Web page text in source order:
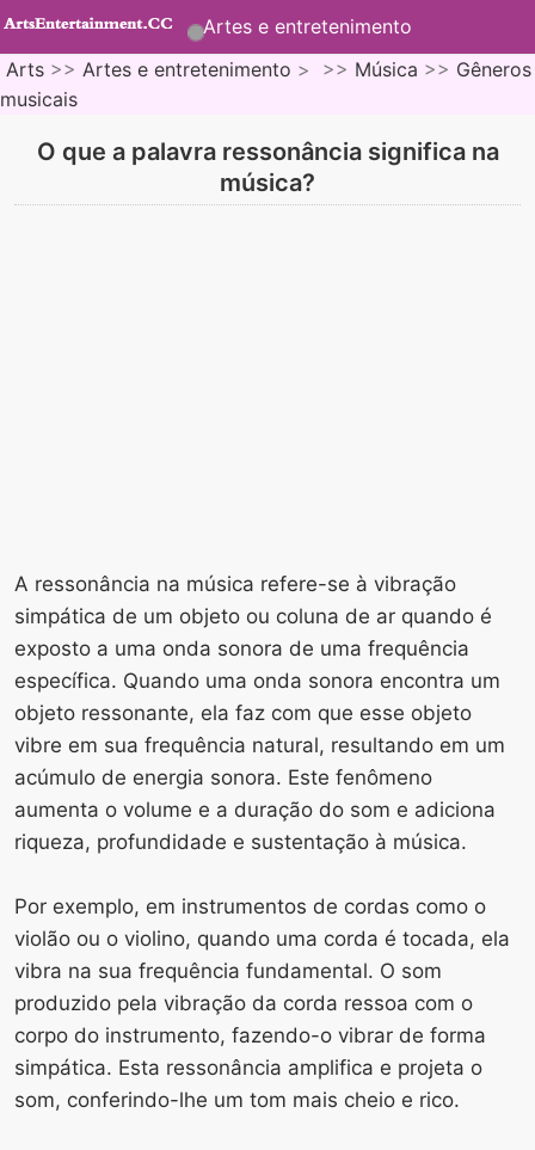
Artes e entretenimento
Arts >> Artes e entretenimento > >> Música >> Gêneros
musicais
O que a palavra ressonância significa na
música?
A ressonância na música refere-se à vibração
simpática de um objeto ou coluna de ar quando é
exposto a uma onda sonora de uma frequência
específica. Quando uma onda sonora encontra um
objeto ressonante, ela faz com que esse objeto
vibre em sua frequência natural, resultando em um
acúmulo de energia sonora. Este fenômeno
aumenta o volume e a duração do som e adiciona
riqueza, profundidade e sustentação à música.
Por exemplo, em instrumentos de cordas como o
violão ou o violino, quando uma corda é tocada, ela
vibra na sua frequência fundamental. O som
produzido pela vibração da corda ressoa com o
corpo do instrumento, fazendo-o vibrar de forma
simpática. Esta ressonância amplifica e projeta o
som, conferindo-lhe um tom mais cheio e rico.